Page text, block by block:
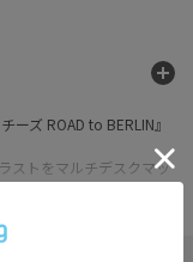
ズ ROAD to BERLIN』
ストをマルチデスクマッ
との日常をお楽しみくだ